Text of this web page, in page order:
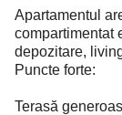
Apartamentul
compartimentat
depozitare,
Puncte forte:
Terasă